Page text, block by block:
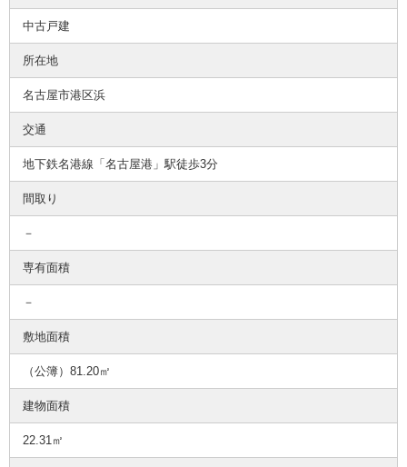
中古戸建
所在地
名古屋市港区浜
交通
地下鉄名港線「名古屋港」駅徒歩3分
間取り
－
専有面積
－
敷地面積
（公簿）81.20㎡
建物面積
22.31㎡